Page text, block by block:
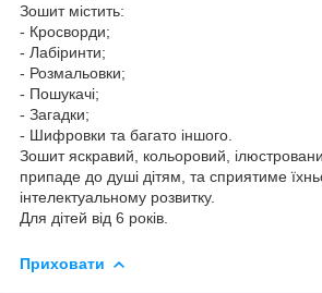
Зошит містить:
- Кросворди;
- Лабіринти;
- Розмальовки;
- Пошукачі;
- Загадки;
- Шифровки та багато іншого.
Зошит яскравий, кольоровий,
припаде до душі дітям, та сприятиме
інтелектуальному розвитку.
Для дітей від 6 років.
Приховати